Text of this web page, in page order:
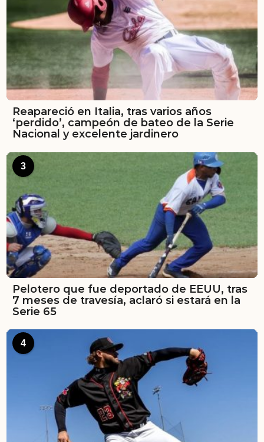
Reapareció en Italia, tras varios años
‘perdido’, campeón de bateo de la Serie
Nacional y excelente jardinero
3
Pelotero que fue deportado de EEUU, tras
7 meses de travesía, aclaró si estará en la
Serie 65
4